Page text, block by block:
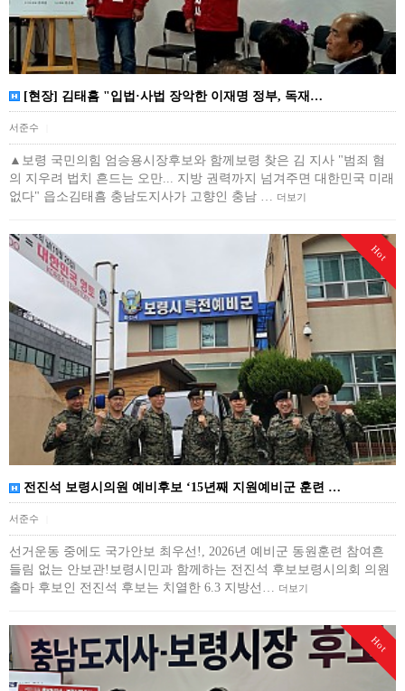
[현장] 김태흠 "입법·사법 장악한 이재명 정부, 독재…
서준수
▲보령 국민의힘 엄승용시장후보와 함께보령 찾은 김 지사 "범죄 혐
의 지우려 법치 흔드는 오만... 지방 권력까지 넘겨주면 대한민국 미래
없다" 읍소김태흠 충남도지사가 고향인 충남 …
더보기
Hot
전진석 보령시의원 예비후보 ‘15년째 지원예비군 훈련 …
서준수
선거운동 중에도 국가안보 최우선!, 2026년 예비군 동원훈련 참여흔
들림 없는 안보관!보령시민과 함께하는 전진석 후보보령시의회 의원
출마 후보인 전진석 후보는 치열한 6.3 지방선… 더보기
Hot